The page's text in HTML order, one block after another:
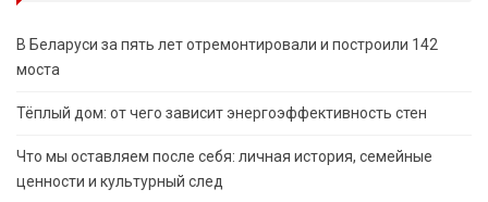
В Беларуси за пять лет отремонтировали и построили 142
моста
Тёплый дом: от чего зависит энергоэффективность стен
Что мы оставляем после себя: личная история, семейные
ценности и культурный след